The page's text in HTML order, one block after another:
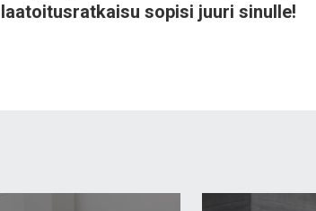
laatoitusratkaisu sopisi juuri sinulle!